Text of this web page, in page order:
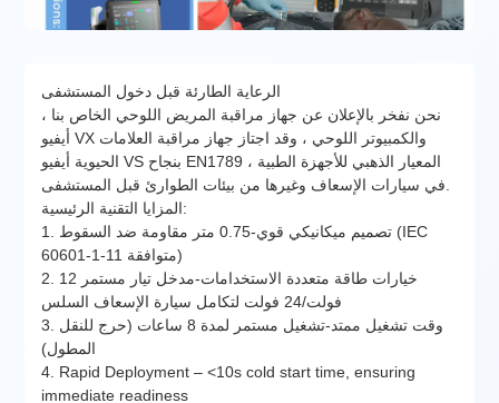
الرعاية الطارئة قبل دخول المستشفى
نحن نفخر بالإعلان عن جهاز مراقبة المريض اللوحي الخاص بنا ،
أيفيو VX والكمبيوتر اللوحي ، وقد اجتاز جهاز مراقبة العلامات
الحيوية أيفيو VS بنجاح EN1789 ، المعيار الذهبي للأجهزة الطبية
المزايا التقنية الرئيسية:
1. تصميم ميكانيكي قوي-0.75 متر مقاومة ضد السقوط (IEC
60601-1-11 متوافقة)
2. خيارات طاقة متعددة الاستخدامات-مدخل تيار مستمر 12
فولت/24 فولت لتكامل سيارة الإسعاف السلس
3. وقت تشغيل ممتد-تشغيل مستمر لمدة 8 ساعات (حرج للنقل
المطول)
4. Rapid Deployment – <10s cold start time, ensuring
immediate readiness